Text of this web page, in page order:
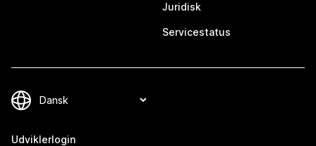
Juridisk
Servicestatus
Udviklerlogin